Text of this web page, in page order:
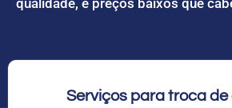
Serviços para troca de